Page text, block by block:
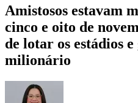
Amistosos estavam
cinco e oito de
de lotar os estádios
milionário